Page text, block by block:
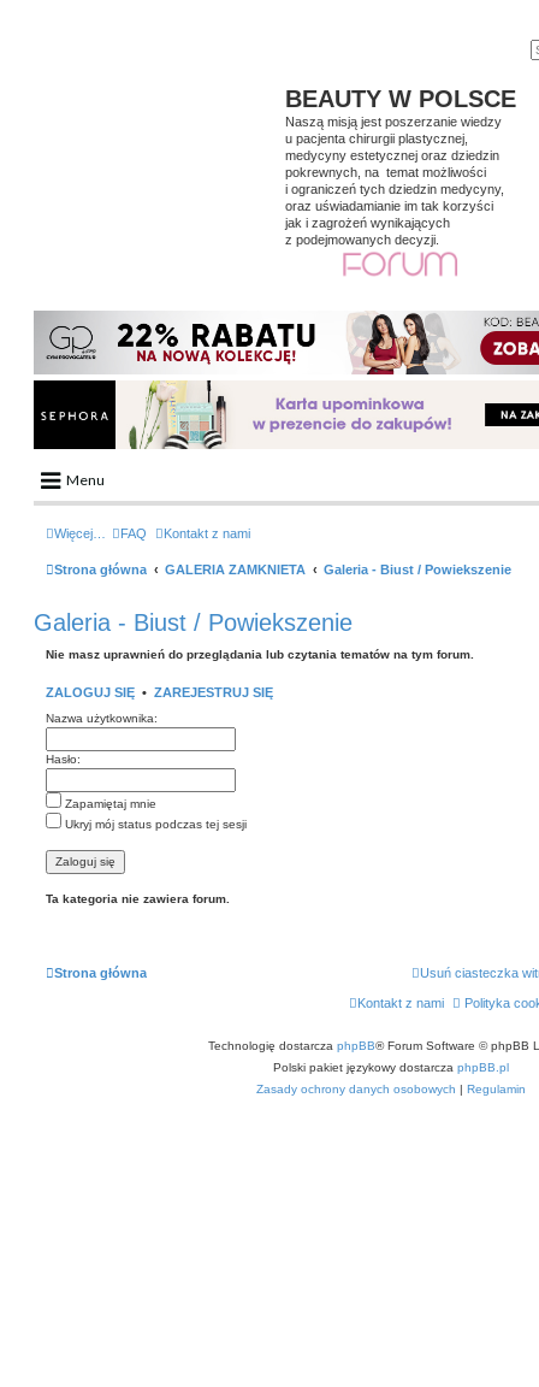
BEAUTY W POLSCE
Naszą misją jest poszerzanie wiedzy
u pacjenta chirurgii plastycznej,
medycyny estetycznej oraz dziedzin
pokrewnych, na temat możliwości
i ograniczeń tych dziedzin medycyny,
oraz uświadamianie im tak korzyści
jak i zagrożeń wynikających
z podejmowanych decyzji.
Menu
Facebook
Regulamin
Kontakt
Więcej… FAQ Kontakt z nami
Strona główna GALERIA ZAMKNIETA Galeria - Biust / Powiekszenie
Galeria - Biust / Powiekszenie
Nie masz uprawnień do przeglądania lub czytania tematów na tym forum.
ZALOGUJ SIĘ • ZAREJESTRUJ SIĘ
Nazwa użytkownika:
Hasło:
Zapamiętaj mnie
Ukryj mój status podczas tej sesji
Ta kategoria nie zawiera forum.
Strona główna Usuń ciasteczka
Polityka
Kontakt z nami
Technologię dostarcza phpBB® Forum Software © phpBB
Polski pakiet językowy dostarcza phpBB.pl
Zasady ochrony danych osobowych | Regulamin